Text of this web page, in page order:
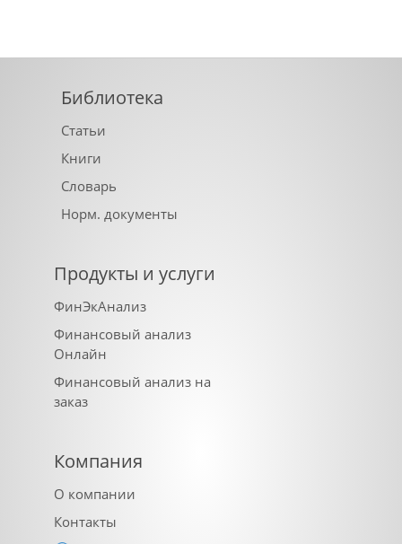
Библиотека
Статьи
Книги
Словарь
Норм. документы
Продукты и услуги
ФинЭкАнализ
Финансовый анализ
Онлайн
Финансовый анализ на
заказ
Компания
О компании
Контакты